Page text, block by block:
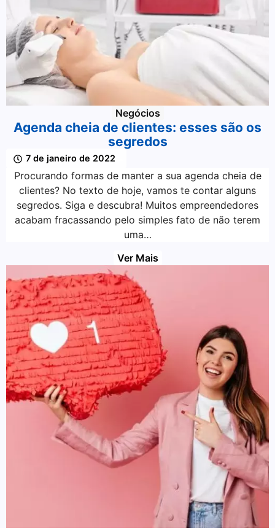
Negócios
Agenda cheia de clientes: esses são os
segredos
7 de janeiro de 2022
Procurando formas de manter a sua agenda cheia de
clientes? No texto de hoje, vamos te contar alguns
segredos. Siga e descubra! Muitos empreendedores
acabam fracassando pelo simples fato de não terem
uma…
Ver Mais